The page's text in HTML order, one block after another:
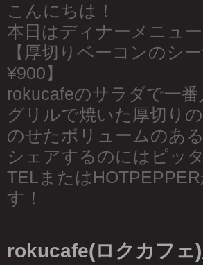
こんにちは！
本日はディナーメニュ
【厚切りベーコンのシ
¥900】
rokucafeのサラダで一
グリルで焼いた厚切り
のせたボリュームのある
シェアするのにはピッ
TELまたは
す！
rokucafe(ロクカフェ